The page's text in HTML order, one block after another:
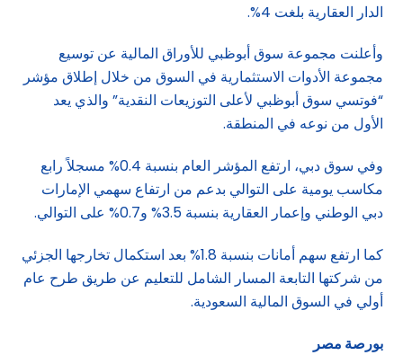
الدار العقارية بلغت 4%.
وأعلنت مجموعة سوق أبوظبي للأوراق المالية عن توسيع
مجموعة الأدوات الاستثمارية في السوق من خلال إطلاق مؤشر
“فوتسي سوق أبوظبي لأعلى التوزيعات النقدية” والذي يعد
الأول من نوعه في المنطقة.
وفي سوق دبي، ارتفع المؤشر العام بنسبة 0.4% مسجلاً رابع
مكاسب يومية على التوالي بدعم من ارتفاع سهمي الإمارات
دبي الوطني وإعمار العقارية بنسبة 3.5% و0.7% على التوالي.
كما ارتفع سهم أمانات بنسبة 1.8% بعد استكمال تخارجها الجزئي
من شركتها التابعة المسار الشامل للتعليم عن طريق طرح عام
أولي في السوق المالية السعودية.
بورصة مصر